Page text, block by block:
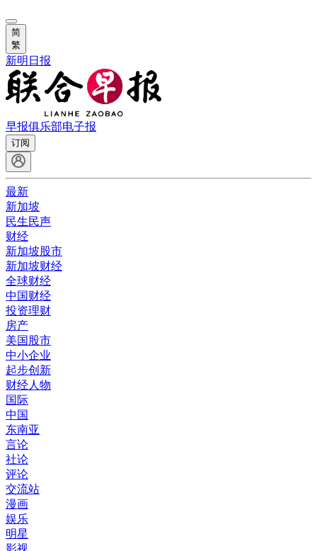
简
繁
新明日报
早报俱乐部电子报
订阅
最新
新加坡
民生民声
财经
新加坡股市
新加坡财经
全球财经
中国财经
投资理财
房产
美国股市
中小企业
起步创新
财经人物
国际
中国
东南亚
言论
社论
评论
交流站
漫画
娱乐
明星
影视